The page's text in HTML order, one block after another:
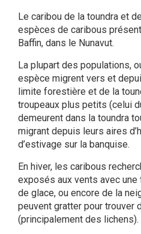
Le caribou de la toundra et
espèces de caribous
Baffin, dans le Nunavut.
La plupart des populations,
espèce migrent vers et
limite forestière et de la
troupeaux plus petits (celui
demeurent dans la toundra
migrant depuis leurs aires
d’estivage sur la banquise.
En hiver, les caribous
exposés aux vents avec
de glace, ou encore de la
peuvent gratter pour trouver
(principalement des lichens).